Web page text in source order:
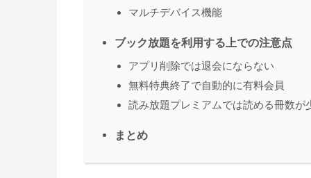
マルチデバイス機能
ブック放題を利用する上での注意点
アプリ削除では退会にならない
無料特典終了で自動的に有料会員
読み放題プレミアムでは読める冊数が
まとめ